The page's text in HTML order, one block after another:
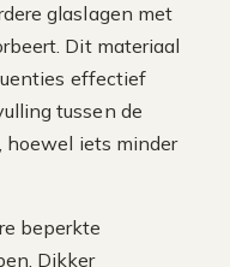
glaslagen met
Dit materiaal
effectief
tussen de
hoewel iets minder
beperkte
Dikker